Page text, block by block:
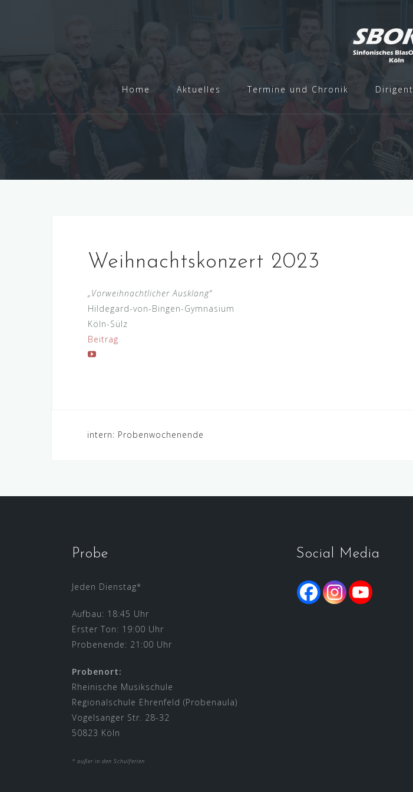
Home Aktuelles Termine und Chronik Dirigent
Weihnachtskonzert 2023
„Vorweihnachtlicher Ausklang“
Hildegard-von-Bingen-Gymnasium
Köln-Sülz
Beitrag
Beitragsnavigation
intern: Probenwochenende
Probe
Jeden Dienstag*
Aufbau: 18:45 Uhr
Erster Ton: 19:00 Uhr
Probenende: 21:00 Uhr
Probenort:
Rheinische Musikschule
Regionalschule Ehrenfeld (Probenaula)
Vogelsanger Str. 28-32
50823 Köln
* außer in den Schulferien
Social Media